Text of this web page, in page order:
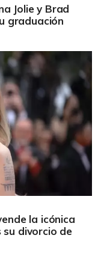
Jolie y Brad
graduación
la icónica
divorcio de